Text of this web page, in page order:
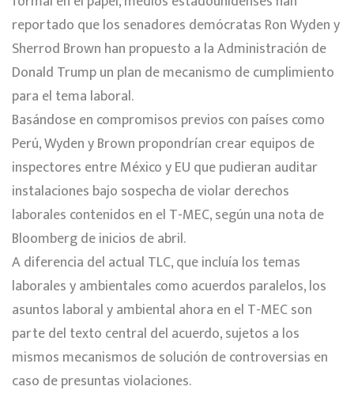
reportado que los senadores demócratas Ron Wyden y
Sherrod Brown han propuesto a la Administración de
Donald Trump un plan de mecanismo de cumplimiento
para el tema laboral.
Basándose en compromisos previos con países como
Perú, Wyden y Brown propondrían crear equipos de
inspectores entre México y EU que pudieran auditar
instalaciones bajo sospecha de violar derechos
laborales contenidos en el T-MEC, según una nota de
Bloomberg de inicios de abril.
A diferencia del actual TLC, que incluía los temas
laborales y ambientales como acuerdos paralelos, los
asuntos laboral y ambiental ahora en el T-MEC son
parte del texto central del acuerdo, sujetos a los
mismos mecanismos de solución de controversias en
caso de presuntas violaciones.